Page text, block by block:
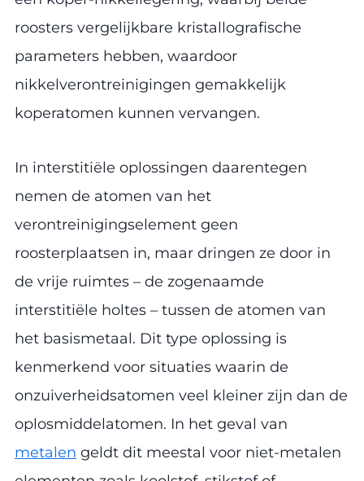
roosters vergelijkbare kristallografische
parameters hebben, waardoor
nikkelverontreinigingen gemakkelijk
koperatomen kunnen vervangen.
In interstitiële oplossingen daarentegen
nemen de atomen van het
verontreinigingselement geen
roosterplaatsen in, maar dringen ze door in
de vrije ruimtes – de zogenaamde
interstitiële holtes – tussen de atomen van
het basismetaal. Dit type oplossing is
kenmerkend voor situaties waarin de
onzuiverheidsatomen veel kleiner zijn dan de
oplosmiddelatomen. In het geval van
metalen geldt dit meestal voor niet-metalen